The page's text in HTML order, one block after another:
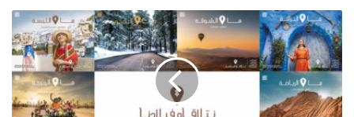
«Ntla9awfbladna»
:
l’ONMT
passe
à
l’action